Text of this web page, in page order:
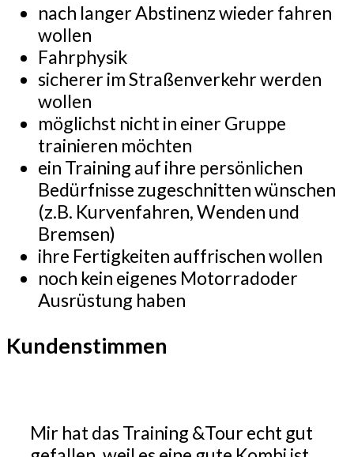
nach langer Abstinenz wieder fahren
wollen
Fahrphysik
sicherer im Straßenverkehr werden
wollen
möglichst nicht in einer Gruppe
trainieren möchten
ein Training auf ihre persönlichen
Bedürfnisse zugeschnitten wünschen
(z.B. Kurvenfahren, Wenden und
Bremsen)
ihre Fertigkeiten auffrischen wollen
noch kein eigenes Motorradoder
Ausrüstung haben
Kundenstimmen
Mir hat das Training &Tour echt gut